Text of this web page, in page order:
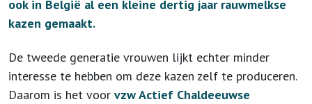
ook in België al een kleine dertig jaar rauwmelkse
kazen gemaakt.
De tweede generatie vrouwen lijkt echter minder
interesse te hebben om deze kazen zelf te produceren.
Daarom is het voor vzw Actief Chaldeeuwse